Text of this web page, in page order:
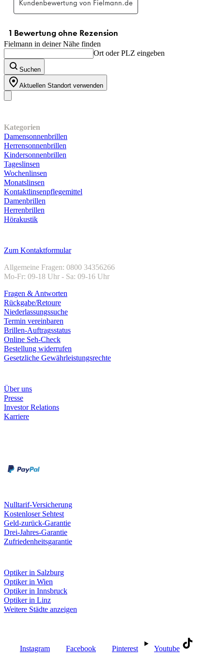
Fielmann in deiner Nähe finden
Ort oder PLZ eingeben
Suchen
Aktuellen Standort verwenden
Kategorien
Damensonnenbrillen
Herrensonnenbrillen
Kindersonnenbrillen
Tageslinsen
Wochenlinsen
Monatslinsen
Kontaktlinsenpflegemittel
Damenbrillen
Herrenbrillen
Hörakustik
Zum Kontaktformular
Allgemeine Fragen: 0800 34356266
Mo-Fr: 09-18 Uhr - Sa: 09-16 Uhr
Fragen & Antworten
Rückgabe/Retoure
Niederlassungssuche
Termin vereinbaren
Brillen-Auftragsstatus
Online Seh-Check
Bestellung widerrufen
Gesetzliche Gewährleistungsrechte
Über uns
Presse
Investor Relations
Karriere
Nulltarif-Versicherung
Kostenloser Sehtest
Geld-zurück-Garantie
Drei-Jahres-Garantie
Zufriedenheitsgarantie
Optiker in Salzburg
Optiker in Wien
Optiker in Innsbruck
Optiker in Linz
Weitere Städte anzeigen
Instagram Facebook Pinterest Youtube